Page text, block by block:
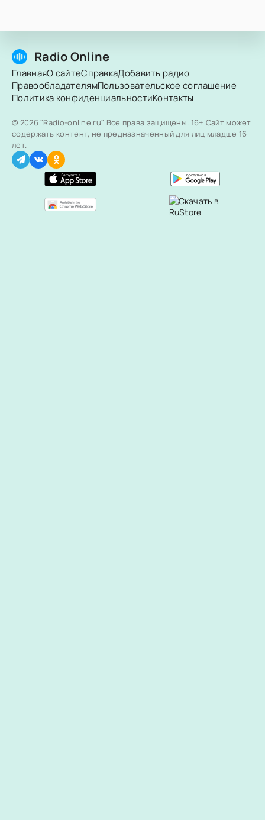
Radio Online
ГлавнаяО сайтеСправкаДобавить радио
ПравообладателямПользовательское соглашение
Политика конфиденциальностиКонтакты
© 2026 "Radio-online.ru" Все права защищены. 16+ Сайт может
содержать контент, не предназначенный для лиц младше 16
лет.